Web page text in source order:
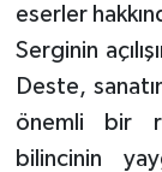
eserler
Serginin
Deste,
önemli bir
bilincinin